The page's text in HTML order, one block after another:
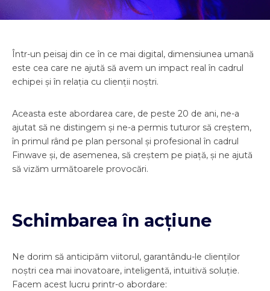
Într-un peisaj din ce în ce mai digital, dimensiunea umană
este cea care ne ajută să avem un impact real în cadrul
echipei și în relația cu clienții noștri.
Aceasta este abordarea care, de peste 20 de ani, ne-a
ajutat să ne distingem și ne-a permis tuturor să creștem,
în primul rând pe plan personal și profesional în cadrul
Finwave și, de asemenea, să creștem pe piață, și ne ajută
să vizăm următoarele provocări.
Schimbarea în acțiune
Ne dorim să anticipăm viitorul, garantându-le clienților
noștri cea mai inovatoare, inteligentă, intuitivă soluție.
Facem acest lucru printr-o abordare: